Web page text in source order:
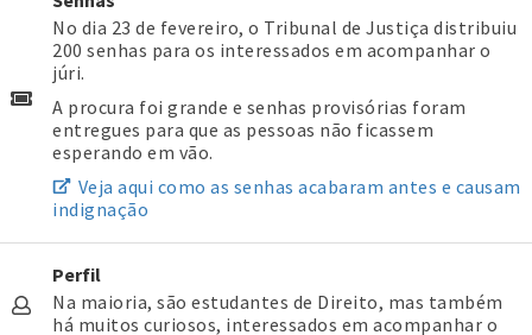
No dia 23 de fevereiro, o Tribunal de Justiça distribuiu
200 senhas para os interessados em acompanhar o
júri.
A procura foi grande e senhas provisórias foram
entregues para que as pessoas não ficassem
esperando em vão.
Veja aqui como as senhas acabaram antes e causam
indignação
Perfil
Na maioria, são estudantes de Direito, mas também
há muitos curiosos, interessados em acompanhar o